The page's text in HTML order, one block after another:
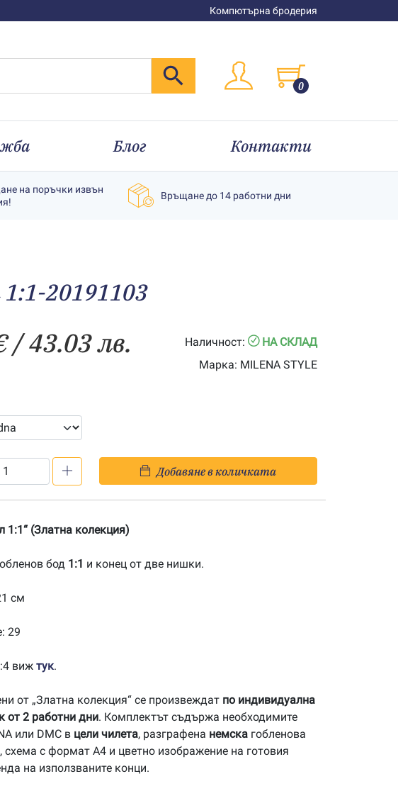
Компютърна бродерия
0
Блог Контакти
на поръчки извън
Връщане до 14 работни дни
20191103
/ 43.03 лв. Наличност:
НА СКЛАД
Марка: MILENA STYLE
Добавяне в количката
1:1“ (Златна колекция)
бод 1:1 и конец от две нишки.
см
29
виж тук.
от „Златна колекция“ се произвеждат по индивидуална
от 2 работни дни. Комплектът съдържа необходимите
или DMC в цели чилета, разграфена немска гобленова
схема с формат А4 и цветно изображение на готовия
на използваните конци.